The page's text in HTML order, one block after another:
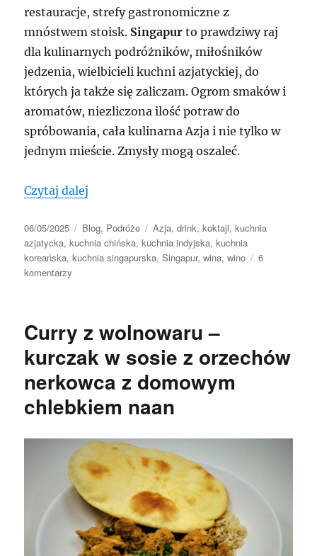
restauracje, strefy gastronomiczne z
mnóstwem stoisk. Singapurto prawdziwy raj
dla kulinarnych podróżników, miłośników
jedzenia, wielbicieli kuchni azjatyckiej, do
których ja także się zaliczam. Ogrom smaków i
aromatów, niezliczona ilość potraw do
spróbowania, cała kulinarna Azja i nie tylko w
jednym mieście. Zmysły mogą oszaleć.
Czytaj dalej
Data
publikacji
06/05/2025 Kategorie
Blog, Podróże Tagi
Azja,drink,koktajl,kuchnia
azjatycka,kuchnia chińska,kuchnia indyjska,kuchnia
koreańska,kuchnia singapurska,Singapur,wina,wino
6
komentarzy
tysiąca
smaków
Curry z wolnowaru –
kurczak w sosie z orzechów
nerkowca z domowym
chlebkiem naan